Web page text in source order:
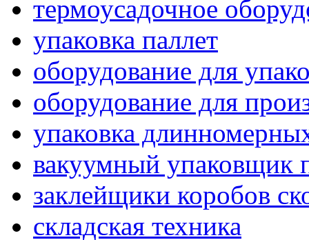
термоусадочное
упаковка паллет
оборудование для
оборудование для
упаковка
вакуумный упаковщик
заклейщики коробов
складская техника